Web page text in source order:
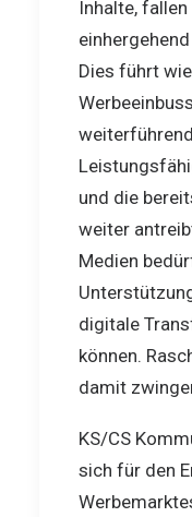
Inhalte,
Dies führt
und die
weiter
Medien
digitale
können.
damit
KS/CS
sich für den